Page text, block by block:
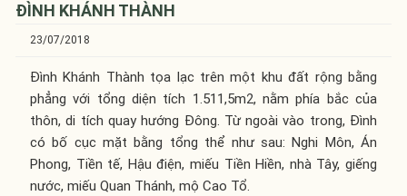
ĐÌNH KHÁNH THÀNH
23/07/2018
Đình Khánh Thành tọa lạc trên một khu đất rộng bằng
phẳng với tổng diện tích 1.511,5m2, nằm phía bắc của
thôn, di tích quay hướng Đông. Từ ngoài vào trong, Đình
có bố cục mặt bằng tổng thể như sau: Nghi Môn, Án
Phong, Tiền tế, Hậu điện, miếu Tiền Hiền, nhà Tây, giếng
nước, miếu Quan Thánh, mộ Cao Tổ.